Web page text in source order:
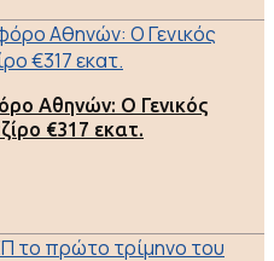
Αθηνών: Ο Γενικός
€317 εκατ.